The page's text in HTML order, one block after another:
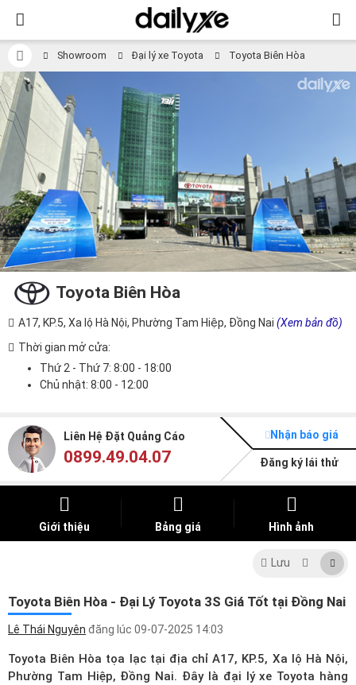
Showroom Đại lý xe Toyota Toyota Biên Hòa
Toyota Biên Hòa
A17, KP.5, Xa lộ Hà Nội, Phường Tam Hiệp, Đồng Nai (Xem bản đồ)
Thời gian mở cửa:
Thứ 2 - Thứ 7: 8:00 - 18:00
Chủ nhật: 8:00 - 12:00
Liên Hệ Đặt Quảng Cáo
0899.49.04.07
Nhận báo giá
Đăng ký lái thử
Giới thiệu Bảng giá Hình ảnh
Lưu
Toyota Biên Hòa - Đại Lý Toyota 3S Giá Tốt tại Đồng Nai
Lê Thái Nguyên đăng lúc 09-07-2025 14:03
Toyota Biên Hòa tọa lạc tại địa chỉ A17, KP.5, Xa lộ Hà Nội,
Phường Tam Hiệp, Đồng Nai. Đây là đại lý xe Toyota hàng